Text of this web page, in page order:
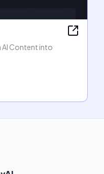
AI Content into